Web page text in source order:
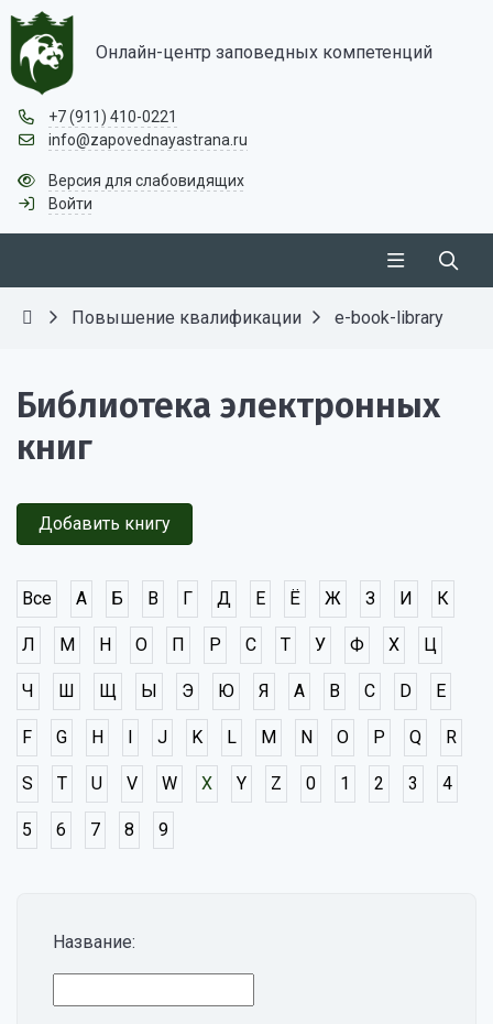
Онлайн-центр заповедных компетенций
+7 (911) 410-0221
info@zapovednayastrana.ru
Версия для слабовидящих
Войти
Повышение квалификации e-book-library
Название:
Библиотека электронных
книг
Добавить книгу
Все А Б В Г Д Е Ё Ж З И К
Л М Н О П Р С Т У Ф Х Ц
Ч Ш Щ Ы Э Ю Я A B C D E
F G H I J K L M N O P Q R
S T U V W X Y Z 0 1 2 3 4
5 6 7 8 9